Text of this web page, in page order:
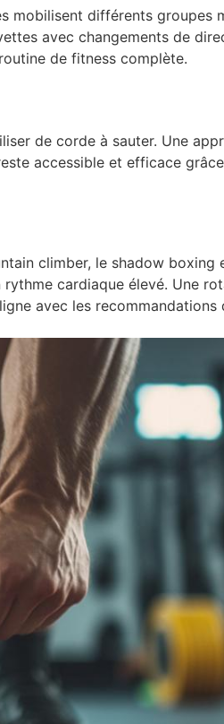
mobilisent différents groupes
avec changements de
de fitness complète.
de corde à sauter. Une
accessible et efficace
climber, le shadow boxing
cardiaque élevé. Une
avec les recommandations